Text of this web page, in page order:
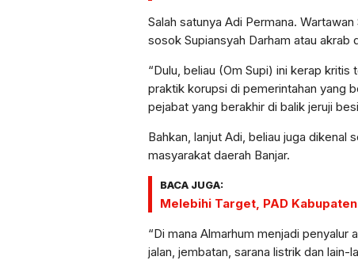
Salah satunya Adi Permana.
sosok Supiansyah Darham atau akrab
“Dulu, beliau (Om Supi) ini kerap
praktik korupsi di pemerintahan yang
pejabat yang berakhir di balik jeruji
Bahkan, lanjut Adi, beliau juga dikenal
masyarakat daerah Banjar.
BACA JUGA:
Melebihi Target, PAD
“Di mana Almarhum menjadi
jalan, jembatan, sarana listrik dan lain-